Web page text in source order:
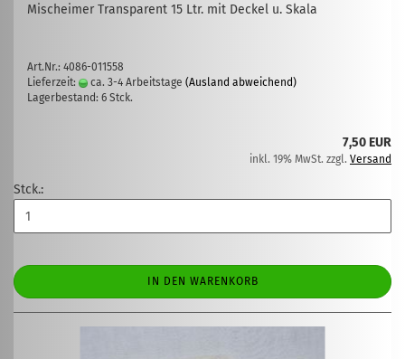
Mischeimer Transparent 15 Ltr. mit Deckel u. Skala
Art.Nr.: 4086-011558
Lieferzeit:
ca. 3-4 Arbeitstage (Ausland abweichend)
Lagerbestand: 6 Stck.
7,50 EUR
inkl. 19% MwSt. zzgl. Versand
Stck.:
IN DEN WARENKORB